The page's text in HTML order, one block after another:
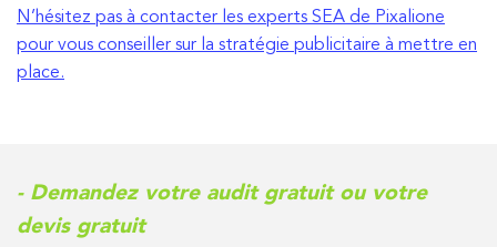
N’hésitez pas à contacter les experts SEA de Pixalione
pour vous conseiller sur la stratégie publicitaire à mettre en
place.
- Demandez votre audit gratuit ou votre
devis gratuit